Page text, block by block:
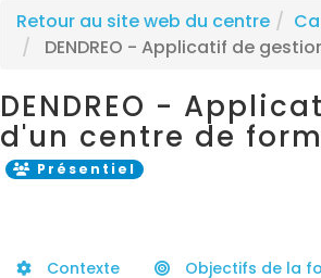
Retour au site web du centre
DENDREO - Applicatif de
DENDREO -
d'un centre de
Présentiel
Contexte Objectifs de la